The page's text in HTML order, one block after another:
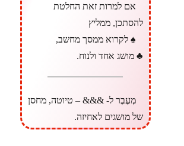
אם למרות זאת החלטת
להסתכן, ממליץ
♠ לקרוא ממסך מחשב,
♣ מושג אחד ולנוח.
מְעֶבֶר ל- &&& – טיוטה, מחסן
של מושגים לאחיזה.